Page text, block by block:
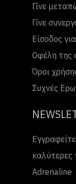
Γίνε
Γίνε
Είσοδος
Οφέλη της
Όροι
Συχνές
Adrenaline